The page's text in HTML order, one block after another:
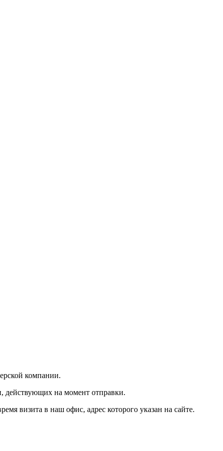
компании.
действующих на момент отправки.
визита в наш офис, адрес которого указан на сайте.